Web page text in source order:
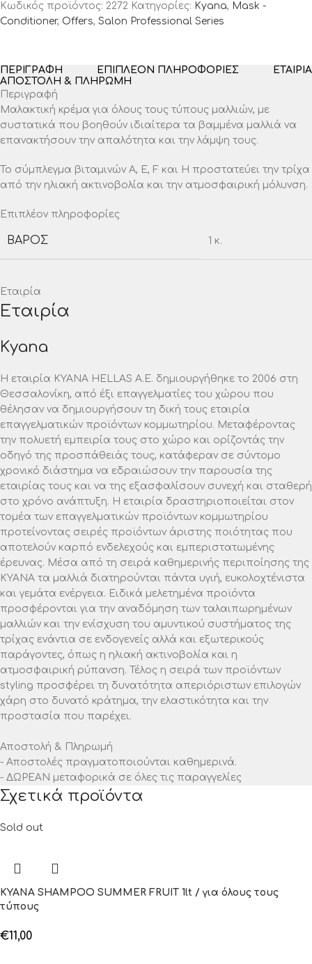
Κωδικός προϊόντος: 2272 Κατηγορίες: Kyana, Mask -
Conditioner, Offers, Salon Professional Series
ΠΕΡΙΓΡΑΦΉ ΕΠΙΠΛΈΟΝ ΠΛΗΡΟΦΟΡΊΕΣ
ΕΤΑΙΡΊΑ
ΑΠΟΣΤΟΛΉ & ΠΛΗΡΩΜΉ
Περιγραφή
Μαλακτική κρέμα για όλους τους τύπους μαλλιών, με
συστατικά που βοηθούν ιδιαίτερα τα βαμμένα μαλλιά να
επανακτήσουν την απαλότητα και την λάμψη τους.
Το σύμπλεγμα βιταμινών Α, Ε, F και Η προστατεύει την τρίχα
από την ηλιακή ακτινοβολία και την ατμοσφαιρική μόλυνση.
Επιπλέον πληροφορίες
ΒΆΡΟΣ 1 κ.
Εταιρία
Εταιρία
Kyana
Η εταιρία ΚΥΑΝΑ HELLAS A.E. δημιουργήθηκε το 2006 στη
Θεσσαλονίκη, από έξι επαγγελματίες του χώρου που
θέλησαν να δημιουργήσουν τη δική τους εταιρία
επαγγελματικών προϊόντων κομμωτηρίου. Μεταφέροντας
την πολυετή εμπειρία τους στο χώρο και ορίζοντάς την
οδηγό της προσπάθειάς τους, κατάφεραν σε σύντομο
χρονικό διάστημα να εδραιώσουν την παρουσία της
εταιρίας τους και να της εξασφαλίσουν συνεχή και σταθερή
στο χρόνο ανάπτυξη. Η εταιρία δραστηριοποιείται στον
τομέα των επαγγελματικών προϊόντων κομμωτηρίου
προτείνοντας σειρές προϊόντων άριστης ποιότητας που
αποτελούν καρπό ενδελεχούς και εμπεριστατωμένης
έρευνας. Μέσα από τη σειρά καθημερινής περιποίησης της
ΚΥΑΝΑ τα μαλλιά διατηρούνται πάντα υγιή, ευκολοχτένιστα
και γεμάτα ενέργεια. Ειδικά μελετημένα προϊόντα
προσφέρονται για την αναδόμηση των ταλαιπωρημένων
μαλλιών και την ενίσχυση του αμυντικού συστήματος της
τρίχας ενάντια σε ενδογενείς αλλά και εξωτερικούς
παράγοντες, όπως η ηλιακή ακτινοβολία και η
ατμοσφαιρική ρύπανση. Τέλος η σειρά των προϊόντων
styling προσφέρει τη δυνατότητα απεριόριστων επιλογών
χάρη στο δυνατό κράτημα, την ελαστικότητα και την
προστασία που παρέχει.
Αποστολή & Πληρωμή
- Αποστολές πραγματοποιούνται καθημερινά.
- ΔΩΡΕΑΝ μεταφορικά σε όλες τις παραγγελίες
Σχετικά προϊόντα
Sold out
KYANA SHAMPOO SUMMER FRUIT 1lt / για όλους τους
τύπους
€11,00